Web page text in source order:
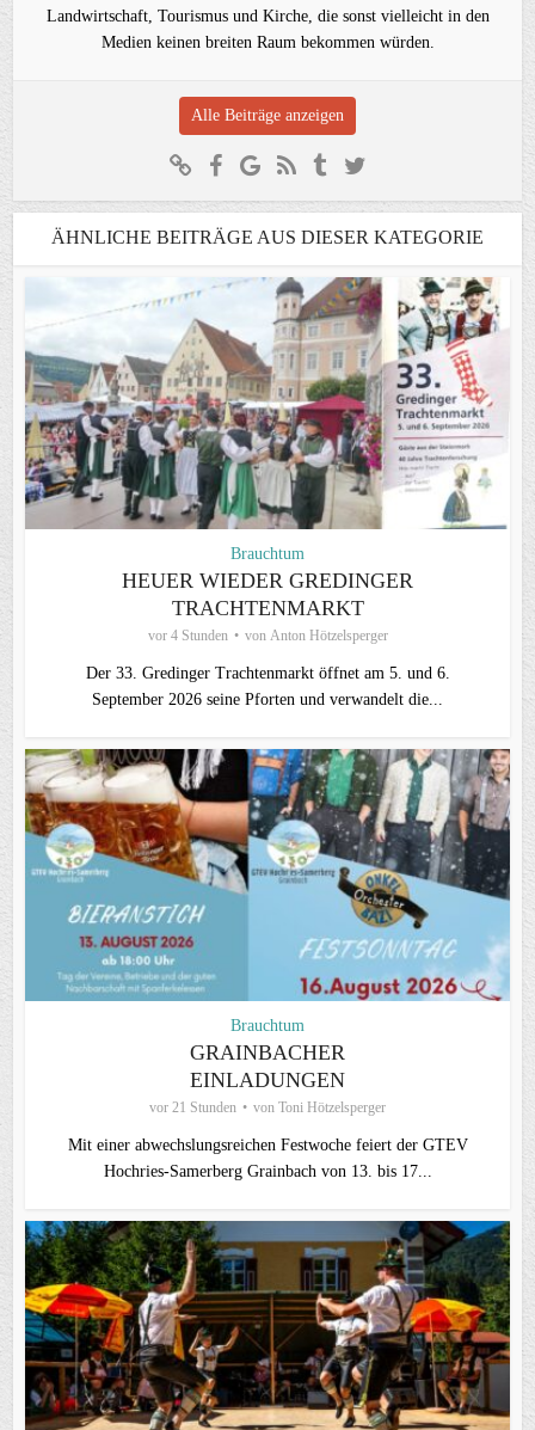
Landwirtschaft, Tourismus und Kirche, die sonst vielleicht in den
Medien keinen breiten Raum bekommen würden.
Alle Beiträge anzeigen
ÄHNLICHE BEITRÄGE AUS DIESER KATEGORIE
Brauchtum
HEUER WIEDER GREDINGER
TRACHTENMARKT
vor 4 Stunden von Anton Hötzelsperger
Der 33. Gredinger Trachtenmarkt öffnet am 5. und 6.
September 2026 seine Pforten und verwandelt die...
Brauchtum
GRAINBACHER
EINLADUNGEN
vor 21 Stunden von Toni Hötzelsperger
Mit einer abwechslungsreichen Festwoche feiert der GTEV
Hochries-Samerberg Grainbach von 13. bis 17...